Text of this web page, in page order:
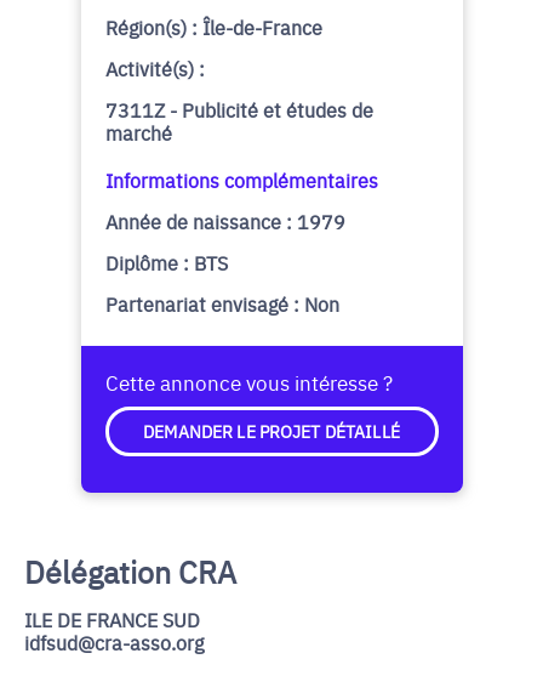
Région(s) : Île-de-France
Activité(s) :
7311Z - Publicité et études de
marché
Informations complémentaires
Année de naissance : 1979
Diplôme : BTS
Partenariat envisagé : Non
Cette annonce vous intéresse ?
DEMANDER LE PROJET DÉTAILLÉ
Délégation CRA
ILE DE FRANCE SUD
idfsud@cra-asso.org